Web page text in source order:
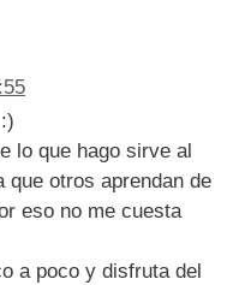
lo que hago sirve al
que otros aprendan de
eso no me cuesta
a poco y disfruta del